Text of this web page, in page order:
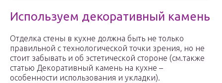
Используем декоративный камень
Отделка стены в кухне должна быть не только
правильной с технологической точки зрения, но не
стоит забывать и об эстетической стороне (см.также
статью Декоративный камень на кухне –
особенности использования и укладки).